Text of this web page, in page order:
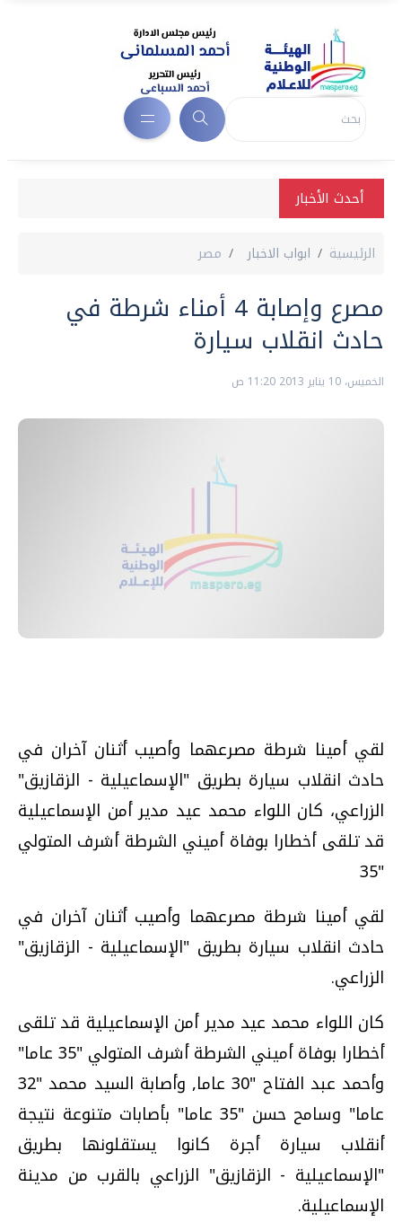
أحدث الأخبار
الرئيسية ابواب الاخبار مصر
مصرع وإصابة 4 أمناء شرطة في
حادث انقلاب سيارة
الخميس، 10 يناير 2013 11:20 ص
لقي أمينا شرطة مصرعهما وأصيب أثنان آخران في
حادث انقلاب سيارة بطريق "الإسماعيلية - الزقازيق"
الزراعي، كان اللواء محمد عيد مدير أمن الإسماعيلية
قد تلقى أخطارا بوفاة أميني الشرطة أشرف المتولي
"35
لقي أمينا شرطة مصرعهما وأصيب أثنان آخران في
حادث انقلاب سيارة بطريق "الإسماعيلية - الزقازيق"
الزراعي.
كان اللواء محمد عيد مدير أمن الإسماعيلية قد تلقى
أخطارا بوفاة أميني الشرطة أشرف المتولي "35 عاما"
وأحمد عبد الفتاح "30 عاما, وأصابة السيد محمد "32
عاما" وسامح حسن "35 عاما" بأصابات متنوعة نتيجة
أنقلاب سيارة أجرة كانوا يستقلونها بطريق
"الإسماعيلية - الزقازيق" الزراعي بالقرب من مدينة
الإسماعيلية.